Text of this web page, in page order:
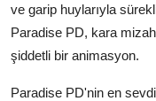
ve garip huylarıyla
Paradise PD, kara
şiddetli bir animasyon.
Paradise PD'nin en